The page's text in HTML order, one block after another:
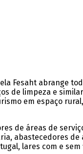
Fesaht abrange
de limpeza e
em espaço
de áreas de
abastecedores de
lares com e